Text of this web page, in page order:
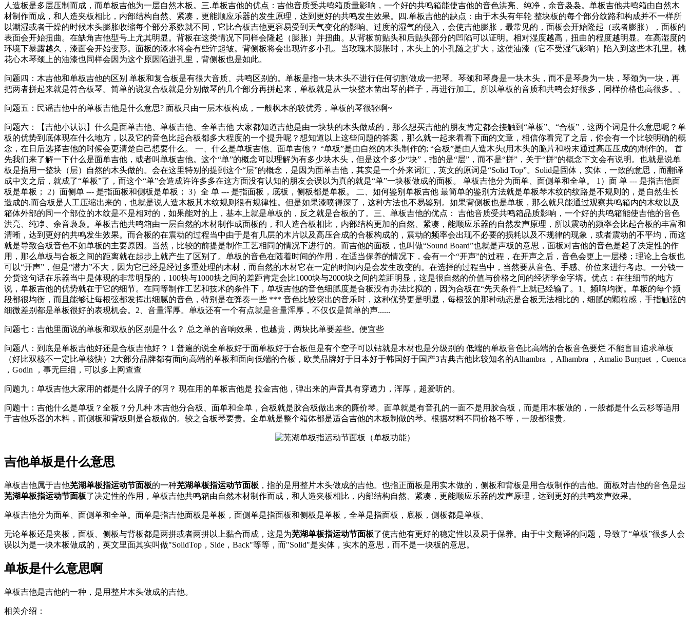
人造板是多层压制而成，而单板吉他为一层自然木板。三.单板吉他的优点：吉他音质受共鸣箱质量影响，一个好的共鸣箱能使吉他的音色洪亮、纯净，余音袅袅。单板吉他共鸣箱由自然木
材制作而成，和人造夹板相比，内部结构自然、紧凑，更能顺应乐器的发生原理，达到更好的共鸣发生效果。四.单板吉他的缺点：由于木头有年轮 整块板的每个部分纹路和构成并不一样所
以潮湿或者干燥的时候木头膨胀收缩每个部分系数就不同，它比合板吉他更容易受到天气变化的影响。过度的湿气的侵入，会使吉他膨胀，最常见的，面板会开始隆起（或者膨胀），面板的
表面会开始扭曲。在缺角吉他型号上尤其明显。背板在这类情况下同样会隆起（膨胀）并扭曲。从背板前贴头和后贴头部分的凹陷可以证明。相对湿度越高，扭曲的程度越明显。在高湿度的
环境下暴露越久，漆面会开始变形。面板的漆水将会有些许起皱。背侧板将会出现许多小孔。当玫瑰木膨胀时，木头上的小孔随之扩大，这使油漆（它不受湿气影响）陷入到这些木孔里。桃
花心木琴颈上的油漆也同样会因为这个原因陷进孔里，背侧板也是如此。
问题四：木吉他和单板吉他的区别 单板和复合板是有很大音质、共鸣区别的。单板是指一块木头不进行任何切割做成一把琴。琴颈和琴身是一块木头，而不是琴身为一块，琴颈为一块，再
把两者拼起来就是符合板琴。简单的说复合板就是分别做琴的几个部分再拼起来，单板就是从一块整木凿出琴的样子，再进行加工。所以单板的音质和共鸣会好很多，同样价格也高很多。。
问题五：民谣吉他中的单板吉他是什么意思? 面板只由一层木板构成，一般枫木的较优秀，单板的琴很轻啊~
问题六：【吉他小认识】什么是面单吉他、单板吉他、全单吉他 大家都知道吉他是由一块块的木头做成的，那么想买吉他的朋友肯定都会接触到“单板”、“合板”，这两个词是什么意思呢？单
板的优势到底体现在什么地方，以及它的音色比起合板都多大程度的一个提升呢？想知道以上这些问题的答案，那么就一起来看看下面的文章，相信你看完了之后，你会有一个比较明确的概
念，在日后选择吉他的时候会更清楚自己想要什么。 一、什么是单板吉他、面单吉他？ “单板”是由自然的木头制作的; “合板”是由人造木头(用木头的脆片和粉末通过高压压成的)制作的。 首
先我们来了解一下什么是面单吉他，或者叫单板吉他。这个“单”的概念可以理解为有多少块木头，但是这个多少“块”，指的是“层”，而不是“拼”，关于“拼”的概念下文会有说明。也就是说单
板是指用一整块（层）自然的木头做的。会在这里特别的提到这个“层”的概念，是因为面单吉他，其实是一个外来词汇，英文的原词是“Solid Top”。Solid是固体，实体，一致的意思，而翻译
成中文之后，就成了“单板”了，而这个“单”会造成许许多多在这方面没有认知的朋友会误以为真的就是“单”一块板做成的面板。 单板吉他分为面单、面侧单和全单。 1）面 单 --- 是指吉他面
板是单板； 2）面侧单 --- 是指面板和侧板是单板； 3）全 单 --- 是指面板，底板，侧板都是单板。 二、如何鉴别单板吉他 最简单的鉴别方法就是单板琴木纹的纹路是不规则的，是自然生长
造成的,而合板是人工压缩出来的，也就是说人造木板其木纹规则很有规律性。但是如果漆喷得深了，这种方法也不易鉴别。如果背侧板也是单板，那么就只能通过观察共鸣箱内的木纹以及
箱体外部的同一个部位的木纹是不是相对的，如果能对的上，基本上就是单板的，反之就是合板的了。三、单板吉他的优点： 吉他音质受共鸣箱品质影响，一个好的共鸣箱能使吉他的音色
洪亮、纯净、余音袅袅。单板吉他共鸣箱由一层自然的木材制作成面板的，和人造合板相比，内部结构更加的自然、紧凑，能顺应乐器的自然发声原理，所以震动的频率会比起合板的丰富和
清晰，达到更好的共鸣发生效果。而合板的在震动的过程当中由于是有几层的木片以及高压合成的合板构成的，震动的频率会出现不必要的损耗以及不规律的现象，或者震动的不平均，而这
就是导致合板音色不如单板的主要原因。当然，比较的前提是制作工艺相同的情况下进行的。而吉他的面板，也叫做“Sound Board”也就是声板的意思，面板对吉他的音色是起了决定性的作
用，那么单板与合板之间的距离就在起步上就产生了区别了。单板的音色在随着时间的作用，在适当保养的情况下，会有一个“开声”的过程，在开声之后，音色会更上一层楼；理论上合板也
可以“开声”，但是“潜力”不大，因为它已经是经过多重处理的木材，而自然的木材它在一定的时间内是会发生改变的。在选择的过程当中，当然要从音色、手感、价位来进行考虑。一分钱一
分货这句话在乐器当中是体现的非常明显的，100块与1000块之间的差距肯定会比1000块与2000块之间的差距明显，这是很自然的价值与价格之间的经济学金字塔。优点：在往细节的地方
说，单板吉他的优势就在于它的细节。在同等制作工艺和技术的条件下，单板吉他的音色细腻度是合板没有办法比拟的，因为合板在“先天条件”上就已经输了。1、频响均衡。单板的每个频
段都很均衡，而且能够让每根弦都发挥出细腻的音色，特别是在弹奏一些 *** 音色比较突出的音乐时，这种优势更是明显，每根弦的那种动态是合板无法相比的，细腻的颗粒感，手指触弦的
细微差别都是单板很好的表现机会。2、音量浑厚。单板还有一个有点就是音量浑厚，不仅仅是简单的声......
问题七：吉他里面说的单板和双板的区别是什么？ 总之单的音响效果，也越贵，两块比单要差些。便宜些
问题八：到底是单板吉他好还是合板吉他好？ 1 普遍的说全单板好于面单板好于合板但是有个空子可以钻就是木材也是分级别的 低端的单板音色比高端的合板音色要烂 不能盲目追求单板
（好比双核不一定比单核快）2大部分品牌都有面向高端的单板和面向低端的合板，欧美品牌好于日本好于韩国好于国产3古典吉他比较知名的Alhambra ，Alhambra ，Amalio Burguet ，Cuenca
，Godin ，事无巨细，可以多上网查查
问题九：单板吉他大家用的都是什么牌子的啊？ 现在用的单板吉他是 拉金吉他，弹出来的声音具有穿透力，浑厚，超爱听的。
问题十：吉他什么是单板？全板？分几种 木吉他分合板、面单和全单，合板就是胶合板做出来的廉价琴。面单就是有音孔的一面不是用胶合板，而是用木板做的，一般都是什么云杉等适用
于吉他乐器的木料，而侧板和背板则是合板做的。较之合板琴要贵。全单就是整个箱体都是适合吉他的木板制做的琴。根据材料不同价格不等，一般都很贵。
吉他单板是什么意思
单板吉他属于吉他芜湖单板指运动节面板的一种芜湖单板指运动节面板 ，指的是用整片木头做成的吉他。也指正面板是用实木做的，侧板和背板是用合板制作的吉他。面板对吉他的音色是起
芜湖单板指运动节面板了决定性的作用，单板吉他共鸣箱由自然木材制作而成，和人造夹板相比，内部结构自然、紧凑，更能顺应乐器的发声原理，达到更好的共鸣发声效果。
单板吉他分为面单、面侧单和全单。面单是指吉他面板是单板，面侧单是指面板和侧板是单板，全单是指面板，底板，侧板都是单板。
无论单板还是夹板，面板、侧板与背板都是两拼或者两拼以上黏合而成，这是为芜湖单板指运动节面板了使吉他有更好的稳定性以及易于保养。由于中文翻译的问题，导致了“单板”很多人会
误以为是一块木板做成的，英文里面其实叫做"SolidTop，Side，Back"等等，而"Solid"是实体，实木的意思，而不是一块板的意思。
单板是什么意思啊
单板吉他是吉他的一种，是用整片木头做成的吉他。
相关介绍：